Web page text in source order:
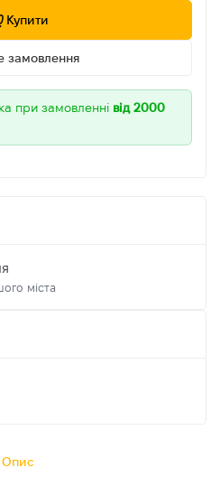
Купити
замовлення
при замовленні від 2000
міста
Опис